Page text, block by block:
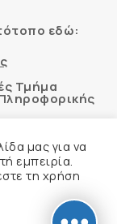
εδώ:
Τμήμα
WCAG 2.1
μας για να
εμπειρία.
τη χρήση